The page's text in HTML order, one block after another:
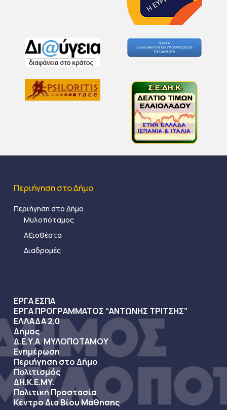
Περιήγηση στο Δήμο
Περιήγηση στο Δήμο
Μυλοπόταμος
Αξιοθέατα
Διαδρομές
ΕΡΓΑ ΕΣΠΑ
ΕΡΓΑ ΠΡΟΓΡΑΜΜΑΤΟΣ “ΑΝΤΩΝΗΣ ΤΡΙΤΣΗΣ”
ΕΛΛΑΔΑ 2.0
Δήμος
Δ.Ε.Υ.Α. ΜΥΛΟΠΟΤΑΜΟΥ
Ενημέρωση
Περιήγηση στο Δήμο
Πολιτισμός
ΔΗ.Κ.Ε.ΜΥ.
Πολιτική Προστασία
Κέντρο Δια Βίου Μάθησης